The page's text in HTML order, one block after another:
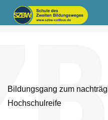
Bildungsgang zum
Hochschulreife